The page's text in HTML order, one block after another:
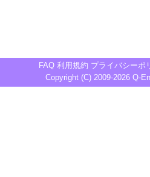
FAQ 利用規約 プライバシーポ
Copyright (C) 2009-2026 Q-